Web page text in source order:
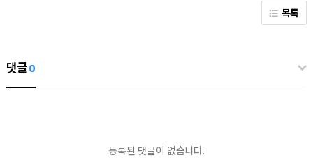
목록
댓글0
등록된 댓글이 없습니다.